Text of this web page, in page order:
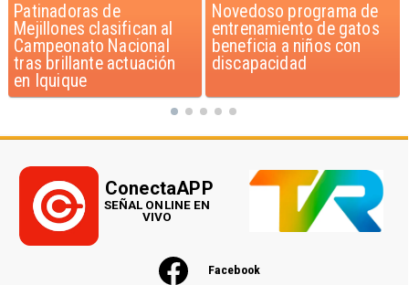
Novedoso programa de
entrenamiento de gatos
beneficia a niños con
discapacidad
Alarmante hábito en
jóvenes de 13 a 15 años
según encuesta del
Minsal
Facebook
ConectaAPP
SEÑAL ONLINE EN
VIVO